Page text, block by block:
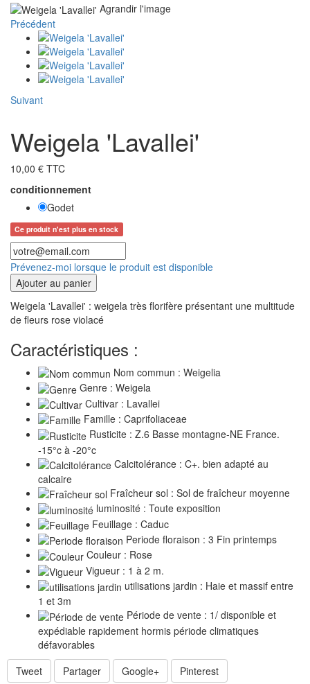
Agrandir l'image
Précédent
Suivant
Weigela 'Lavallei'
10,00 € TTC
conditionnement
Godet
Ce produit n'est plus en stock
Prévenez-moi lorsque le produit est disponible
Ajouter au panier
Weigela 'Lavallei' : weigela très florifère présentant une multitude
de fleurs rose violacé
Caractéristiques :
Nom commun : Weigelia
Genre : Weigela
Cultivar : Lavallei
Famille : Caprifoliaceae
Rusticite : Z.6 Basse montagne-NE France.
-15°c à -20°c
Calcitolérance : C+. bien adapté au
calcaire
Fraîcheur sol : Sol de fraîcheur moyenne
luminosité : Toute exposition
Feuillage : Caduc
Periode floraison : 3 Fin printemps
Couleur : Rose
Vigueur : 1 à 2 m.
utilisations jardin : Haie et massif entre
1 et 3m
Période de vente : 1/ disponible et
expédiable rapidement hormis période climatiques
défavorables
Tweet
Partager Google+ Pinterest